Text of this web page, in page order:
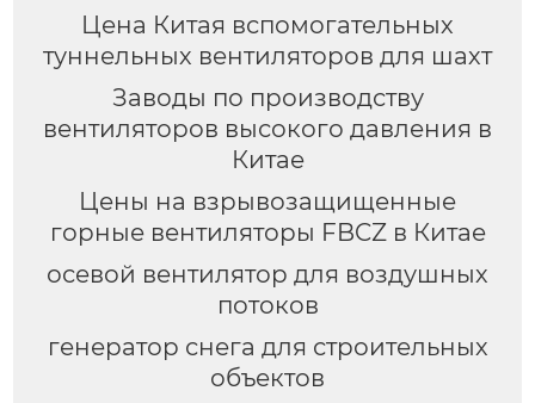
Цена Китая вспомогательных
туннельных вентиляторов для шахт
Заводы по производству
вентиляторов высокого давления в
Китае
Цены на взрывозащищенные
горные вентиляторы FBCZ в Китае
осевой вентилятор для воздушных
потоков
генератор снега для строительных
объектов